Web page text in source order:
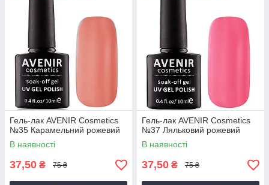
Гель-лак AVENIR Cosmetics
№35 Карамельний рожевий
В наявності
37,50 ₴ 75 ₴
Гель-лак AVENIR Cosmetics
№37 Ляльковий рожевий
В наявності
37,50 ₴ 75 ₴